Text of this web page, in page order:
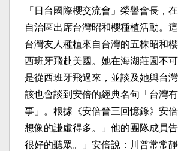
「日台國際櫻交流會」榮譽會長，
自治區出席台灣昭和櫻種植活動。
台灣友人種植來自台灣的五株昭和
西班牙飛赴美國。她在海湖莊園不
是從西班牙飛過來，並談及她與台
該也會談到安倍的經典名句「台灣
事」。根據《安倍晉三回憶錄》安
想像的謙虛得多。」他的團隊成員
很好的聽眾。」安倍說：川普常常靜